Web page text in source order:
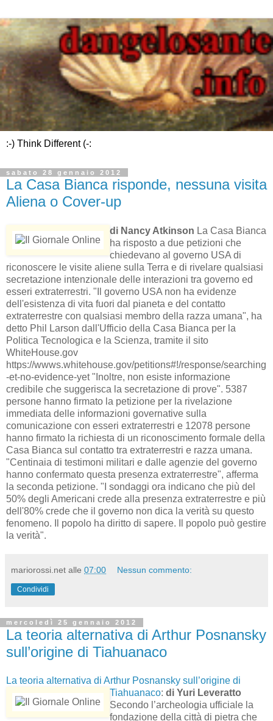
:-) Think Different (-:
sabato 28 gennaio 2012
La Casa Bianca risponde, nessuna visita
Aliena o Cover-up
di Nancy Atkinson La Casa Bianca
ha risposto a due petizioni che
chiedevano al governo USA di
riconoscere le visite aliene sulla Terra e di rivelare qualsiasi
secretazione intenzionale delle interazioni tra governo ed
esseri extraterrestri. "Il governo USA non ha evidenze
dell'esistenza di vita fuori dal pianeta e del contatto
extraterrestre con qualsiasi membro della razza umana", ha
detto Phil Larson dall'Ufficio della Casa Bianca per la
Politica Tecnologica e la Scienza, tramite il sito
WhiteHouse.gov
https://wwws.whitehouse.gov/petitions#!/response/searching
-et-no-evidence-yet "Inoltre, non esiste informazione
credibile che suggerisca la secretazione di prove". 5387
persone hanno firmato la petizione per la rivelazione
immediata delle informazioni governative sulla
comunicazione con esseri extraterrestri e 12078 persone
hanno firmato la richiesta di un riconoscimento formale della
Casa Bianca sul contatto tra extraterrestri e razza umana.
"Centinaia di testimoni militari e dalle agenzie del governo
hanno confermato questa presenza extraterrestre", afferma
la seconda petizione. "I sondaggi ora indicano che più del
50% degli Americani crede alla presenza extraterrestre e più
dell'80% crede che il governo non dica la verità su questo
fenomeno. Il popolo ha diritto di sapere. Il popolo può gestire
la verità".
mariorossi.net alle 07:00 Nessun commento:
Condividi
mercoledì 25 gennaio 2012
La teoria alternativa di Arthur Posnansky
sull’origine di Tiahuanaco
La teoria alternativa di Arthur Posnansky sull’origine di
Tiahuanaco: di Yuri Leveratto
Secondo l’archeologia ufficiale la
fondazione della città di pietra che